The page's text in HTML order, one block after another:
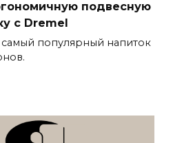
подвесную
с Dremel
популярный напиток